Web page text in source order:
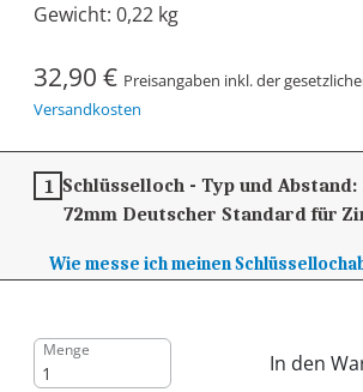
Gewicht: 0,22 kg
32,90 € Preisangaben inkl. der
Versandkosten
1 Schlüsselloch - Typ und Abstand:
72mm Deutscher Standard für
Wie messe ich meinen
Menge
In den